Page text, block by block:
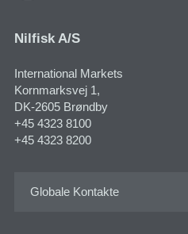
Nilfisk A/S
International Markets
Kornmarksvej 1​,
DK-2605 Brøndby
+45 4323 8100
+45 4323 8200
Globale Kontakte